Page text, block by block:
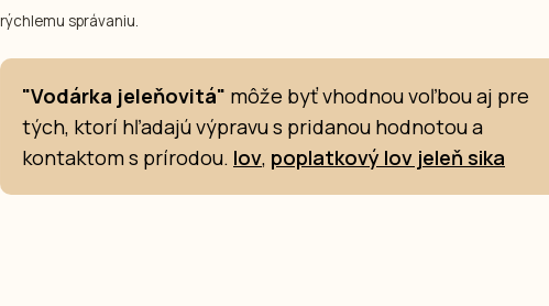
rýchlemu správaniu.
"Vodárka jeleňovitá" môže byť vhodnou voľbou aj pre
tých, ktorí hľadajú výpravu s pridanou hodnotou a
kontaktom s prírodou. lov, poplatkový lov jeleň sika